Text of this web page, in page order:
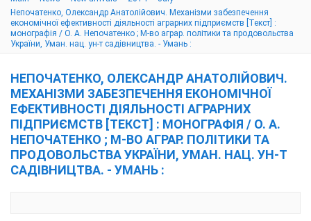
Непочатенко, Олександр Анатолійович. Механізми забезпечення
економічної ефективності діяльності аграрних підприємств [Текст] :
монографія / О. А. Непочатенко ; М-во аграр. політики та продовольства
України, Уман. нац. ун-т садівництва. - Умань :
НЕПОЧАТЕНКО, ОЛЕКСАНДР АНАТОЛІЙОВИЧ.
МЕХАНІЗМИ ЗАБЕЗПЕЧЕННЯ ЕКОНОМІЧНОЇ
ЕФЕКТИВНОСТІ ДІЯЛЬНОСТІ АГРАРНИХ
ПІДПРИЄМСТВ [ТЕКСТ] : МОНОГРАФІЯ / О. А.
НЕПОЧАТЕНКО ; М-ВО АГРАР. ПОЛІТИКИ ТА
ПРОДОВОЛЬСТВА УКРАЇНИ, УМАН. НАЦ. УН-Т
САДІВНИЦТВА. - УМАНЬ :